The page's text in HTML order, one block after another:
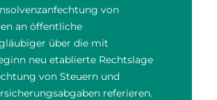
von
an öffentliche
über die mit
neu etablierte Rechtslage
von Steuern und
referieren.